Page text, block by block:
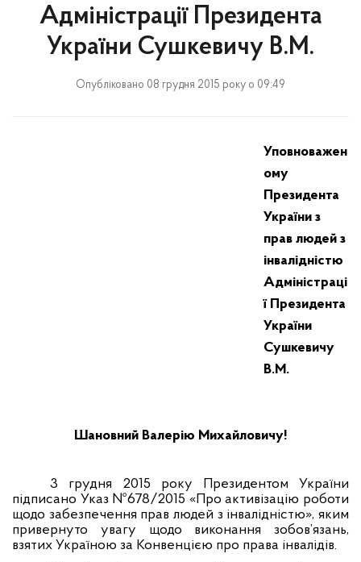
Адміністрації Президента
України Сушкевичу В.М.
Опубліковано 08 грудня 2015 року о 09:49
Уповноважен
ому
Президента
України з
прав людей з
інвалідністю
Адміністраці
ї Президента
України
Сушкевичу
В.М.
Шановний Валерію Михайловичу!
3 грудня 2015 року Президентом України
підписано Указ №678/2015 «Про активізацію роботи
щодо забезпечення прав людей з інвалідністю», яким
привернуто увагу щодо виконання зобов’язань,
взятих Україною за Конвенцією про права інвалідів.